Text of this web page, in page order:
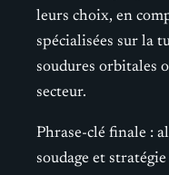
leurs choix, en
spécialisées sur la
soudures orbitales
secteur.
Phrase-clé finale :
soudage et